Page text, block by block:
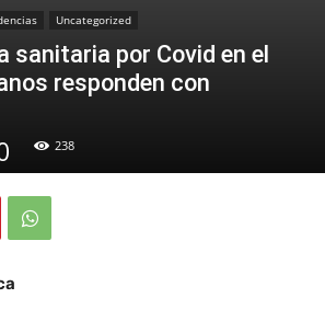
Uncategorized
sanitaria por Covid en el
responden con
238